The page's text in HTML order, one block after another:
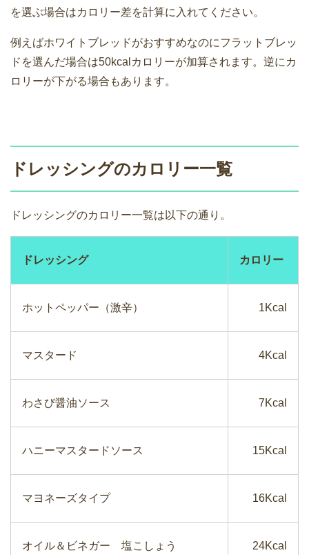
を選ぶ場合はカロリー差を計算に入れてください。
例えばホワイトブレッドがおすすめなのにフラットブレッ
ドを選んだ場合は50kcalカロリーが加算されます。逆にカ
ロリーが下がる場合もあります。
ドレッシングのカロリー一覧
ドレッシングのカロリー一覧は以下の通り。
ドレッシング カロリー
ホットペッパー（激辛） 1Kcal
マスタード 4Kcal
わさび醤油ソース 7Kcal
ハニーマスタードソース 15Kcal
マヨネーズタイプ 16Kcal
オイル＆ビネガー 塩こしょう 24Kcal